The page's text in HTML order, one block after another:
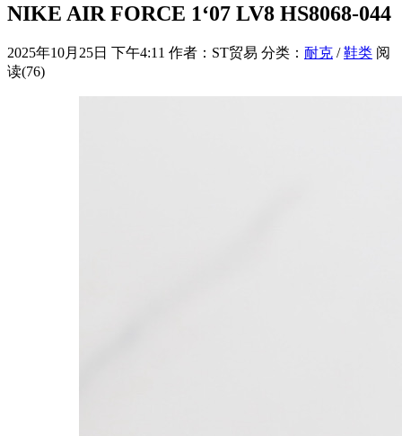
NIKE AIR FORCE 1‘07 LV8 HS8068-044
2025年10月25日 下午4:11 作者：ST贸易 分类： 耐克 /鞋类 阅
读(76)